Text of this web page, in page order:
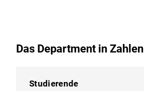
Das Department in Zahlen
Studierende